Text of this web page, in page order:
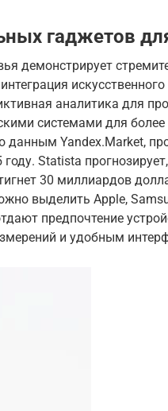
гаджетов
демонстрирует
аналитика для
системами для
данным Yandex.Market,
Statista
30 миллиардов
выделить Apple,
предпочтение
и удобным